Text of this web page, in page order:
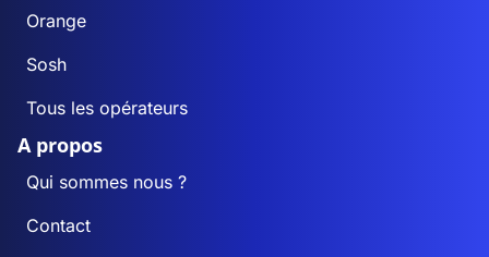
Orange
Sosh
Tous les opérateurs
A propos
Qui sommes nous ?
Contact